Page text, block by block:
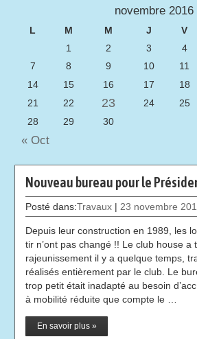
Nouveau bureau pour le
Posté dans:Travaux | 23 novembre
Depuis leur construction en 1989, les
tir n’ont pas changé !! Le club house a
rajeunissement il y a quelque temps,
réalisés entièrement par le club. Le
trop petit était inadapté au besoin
à mobilité réduite que compte le …
En savoir plus »
novembre 2016
L M M J V
1
2 3 4
7
8 9 10 11
14 15 16 17 18
21 22 23 24 25
28
29 30
« Oct